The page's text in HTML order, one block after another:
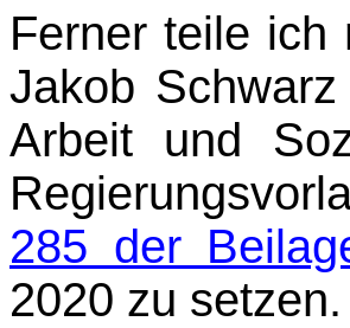
Ferner teile ich
Jakob
Arbeit und
285 der
2020 zu setzen.